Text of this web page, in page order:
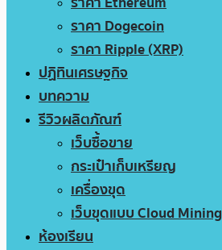
ราคา Dogecoin
ราคา Ripple (XRP)
ปฏิทินเศรษฐกิจ
บทความ
รีวิวผลิตภัณฑ์
เว็บซื้อขาย
กระเป๋าเก็บเหรียญ
เครื่องขุด
เว็บขุดแบบ Cloud Mining
ห้องเรียน